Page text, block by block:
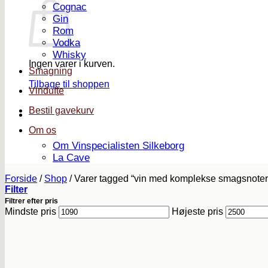
Ingen varer i kurven.
Tilbage til shoppen
Cognac
Gin
Rom
Vodka
Whisky
Smagning
Vindufte
Bestil gavekurv
Om os
Om Vinspecialisten Silkeborg
La Cave
Forside / Shop /Varer tagged “vin med komplekse
Filter
Filtrer efter pris
Mindste pris Højeste pris